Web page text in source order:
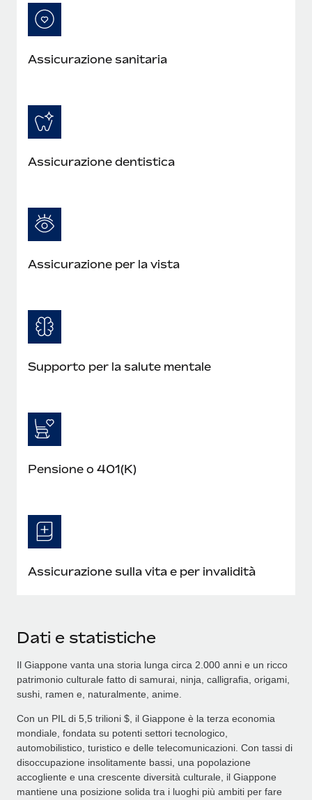
Assicurazione sanitaria
Assicurazione dentistica
Assicurazione per la vista
Supporto per la salute mentale
Pensione o 401(K)
Assicurazione sulla vita e per invalidità
Dati e statistiche
Il Giappone vanta una storia lunga circa 2.000 anni e un ricco
patrimonio culturale fatto di samurai, ninja, calligrafia, origami,
sushi, ramen e, naturalmente, anime.
Con un PIL di 5,5 trilioni $, il Giappone è la terza economia
mondiale, fondata su potenti settori tecnologico,
automobilistico, turistico e delle telecomunicazioni. Con tassi di
disoccupazione insolitamente bassi, una popolazione
accogliente e una crescente diversità culturale, il Giappone
mantiene una posizione solida tra i luoghi più ambiti per fare